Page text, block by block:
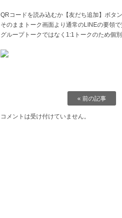
QRコードを読み込むか【友だち追加】ボタ
そのままトーク画面より通常のLINEの要領
グループトークではなく1:1トークのため個
« 前の記事
コメントは受け付けていません。